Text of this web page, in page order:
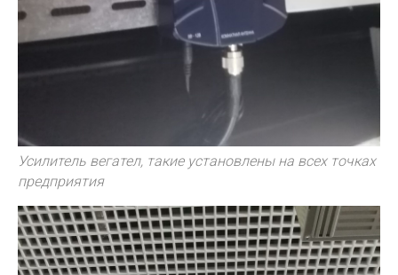
Усилитель вегател, такие установлены на всех точках
предприятия